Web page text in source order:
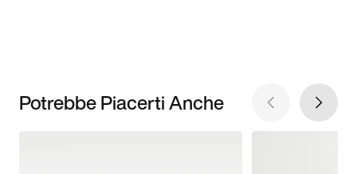
Potrebbe Piacerti Anche